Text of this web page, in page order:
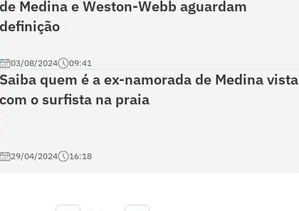
Medina e Weston-Webb aguardam
03/08/2024 09:41
quem é a ex-namorada de Medina vista
o surfista na praia
29/04/2024 16:18